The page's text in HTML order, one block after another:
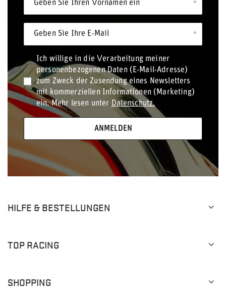
Geben Sie Ihren Vornamen ein
Geben Sie Ihre E-Mail
Ich willige in die Verarbeitung meiner
personenbezogenen Daten (E-Mail-Adresse)
zum Zweck der Zusendung eines Newsletters
mit kommerziellen Informationen (Marketing)
ein. Mehr lesen unter Datenschutz.
ANMELDEN
HILFE & BESTELLUNGEN
TOP RACING
SHOPPING